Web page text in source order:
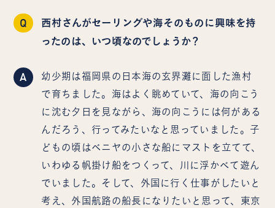
Q
西村さんがセーリングや海そのものに興味を持
ったのは、いつ頃なのでしょうか？
A
幼少期は福岡県の日本海の玄界灘に面した漁村
で育ちました。海はよく眺めていて、海の向こう
に沈む夕日を見ながら、海の向こうには何がある
んだろう、行ってみたいなと思っていました。子
どもの頃はベニヤの小さな船にマストを立てて、
いわゆる帆掛け船をつくって、川に浮かべて遊ん
でいました。そして、外国に行く仕事がしたいと
考え、外国航路の船長になりたいと思って、東京